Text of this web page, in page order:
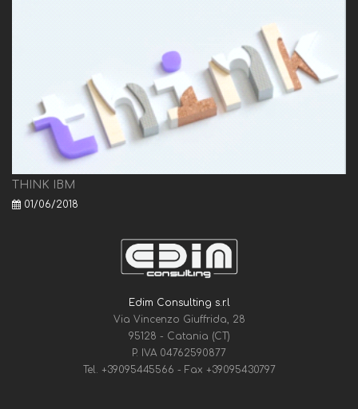
THINK IBM
01/06/2018
Edim Consulting s.r.l
Via Vincenzo Giuffrida, 28
95128 - Catania (CT)
P. IVA 04762590877
Tel. +39095445566 - Fax +39095430797